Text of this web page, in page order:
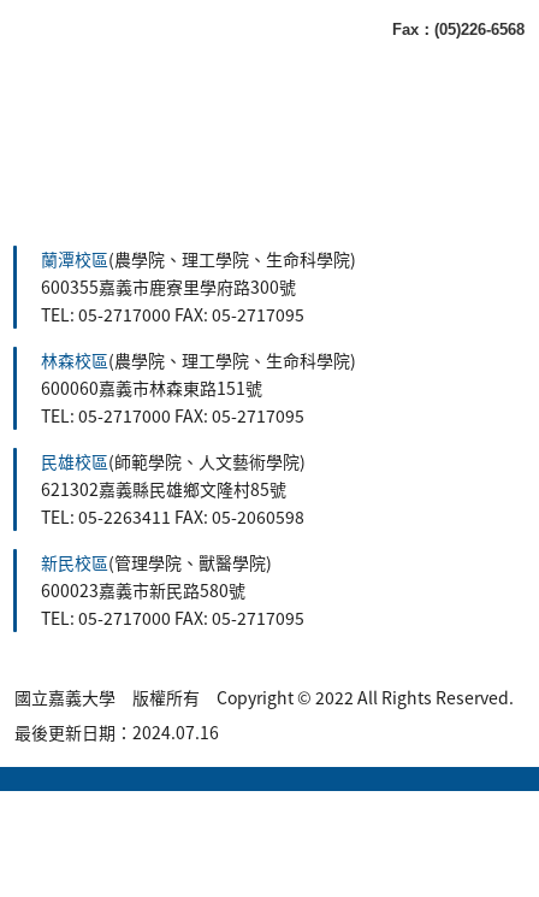
Fax：(05)226-6568
蘭潭校區(農學院、理工學院、生命科學院)
600355嘉義市鹿寮里學府路300號
TEL: 05-2717000 FAX: 05-2717095
林森校區(農學院、理工學院、生命科學院)
600060嘉義市林森東路151號
TEL: 05-2717000 FAX: 05-2717095
民雄校區(師範學院、人文藝術學院)
621302嘉義縣民雄鄉文隆村85號
TEL: 05-2263411 FAX: 05-2060598
新民校區(管理學院、獸醫學院)
600023嘉義市新民路580號
TEL: 05-2717000 FAX: 05-2717095
國立嘉義大學 版權所有 Copyright © 2022 All Rights Reserved.
最後更新日期：2024.07.16